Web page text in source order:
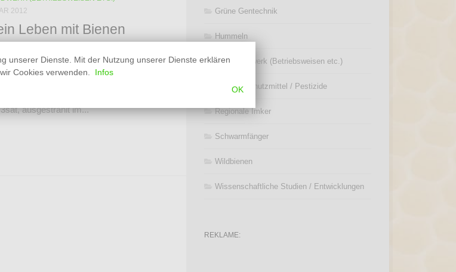
2012
Leben mit Bienen
Gegenteil: Imkerei ist nach wie vor eine
ausgestrahlt im...
Grüne Gentechnik
Hummeln
Imkerhandwerk (Betriebsweisen etc.)
Pflanzenschutzmittel / Pestizide
Regionale Imker
Schwarmfänger
Wildbienen
Wissenschaftliche Studien / Entwicklungen
REKLAME:
unserer Dienste. Mit der Nutzung unserer Dienste erklären
Cookies verwenden.
Infos
OK